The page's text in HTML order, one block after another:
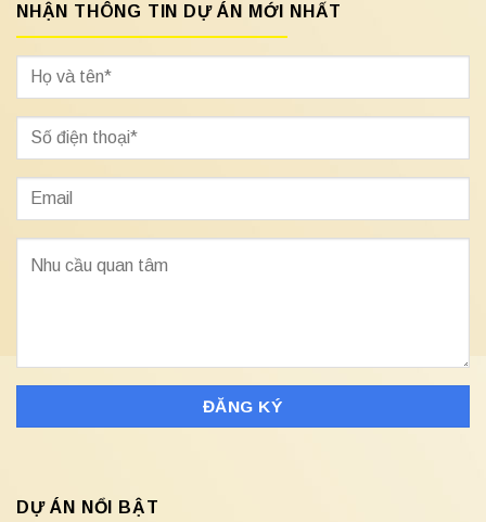
NHẬN THÔNG TIN DỰ ÁN MỚI NHẤT
DỰ ÁN NỔI BẬT